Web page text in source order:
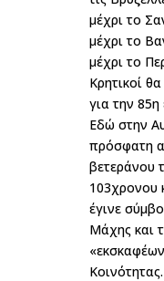
μέχρι το
μέχρι το
μέχρι το
Κρητικοί
για την 85η
Εδώ στην
πρόσφατη
βετεράνου
103χρονου
έγινε
Μάχης και
Κοινότητας.